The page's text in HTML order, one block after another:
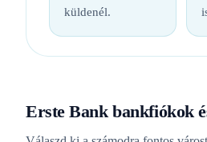
küldenél.
Erste Bank bankfiókok